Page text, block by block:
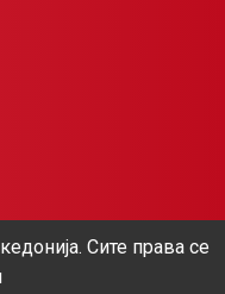
Сите права се